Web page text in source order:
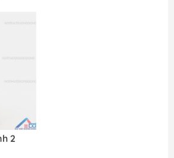
chất lượng
hợp lý
đặt và vận chuyển tốt nhất
cầu sử dụng của nhiều gia đình.
LIÊN HỆ
tại
2